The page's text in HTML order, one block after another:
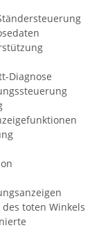
Diagnose
toten Winkels